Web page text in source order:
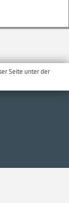
Seite unter der